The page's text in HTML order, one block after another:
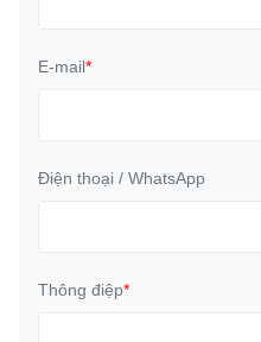
E-mail*
Điện thoại / WhatsApp
Thông điệp*